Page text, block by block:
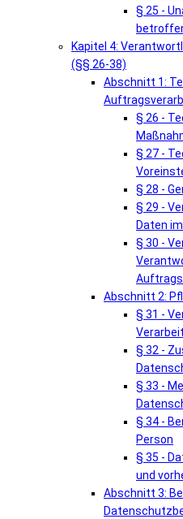
§ 25 -
Kapitel 4:
(§§ 26-38)
Abschnitt 1:
§ 26 -
§ 27 -
§ 28 -
§ 29 -
Daten
§ 30 -
Abschnitt 2:
§ 31 -
§ 32 -
§ 33 -
§ 34 -
Person
§ 35 -
und
Abschnitt 3: